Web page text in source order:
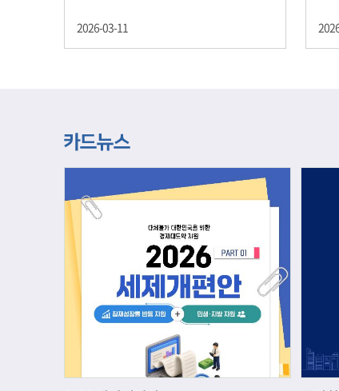
년물 900억원, 20년물 300억원입니다. 그렇다
면 3월 개인투자용 국채의 총 발행 예정 금액은
은 인스타그램 개별 DM으로 폼링크를 전달드립
니다.
2026-03-11
고
승